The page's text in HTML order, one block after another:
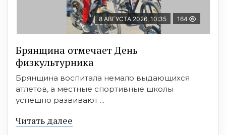
8 АВГУСТА 2026, 10:35 164
Брянщина отмечает День
физкультурника
Брянщина воспитала немало выдающихся
атлетов, а местные спортивные школы
успешно развивают ...
Читать далее